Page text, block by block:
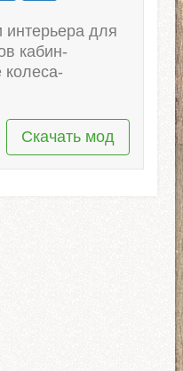
для
кабин-
Скачать мод